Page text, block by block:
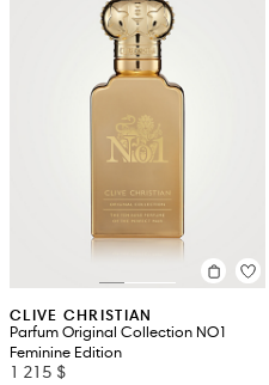
CLIVE CHRISTIAN
Parfum Original Collection NO1
Feminine Edition
1 215 $